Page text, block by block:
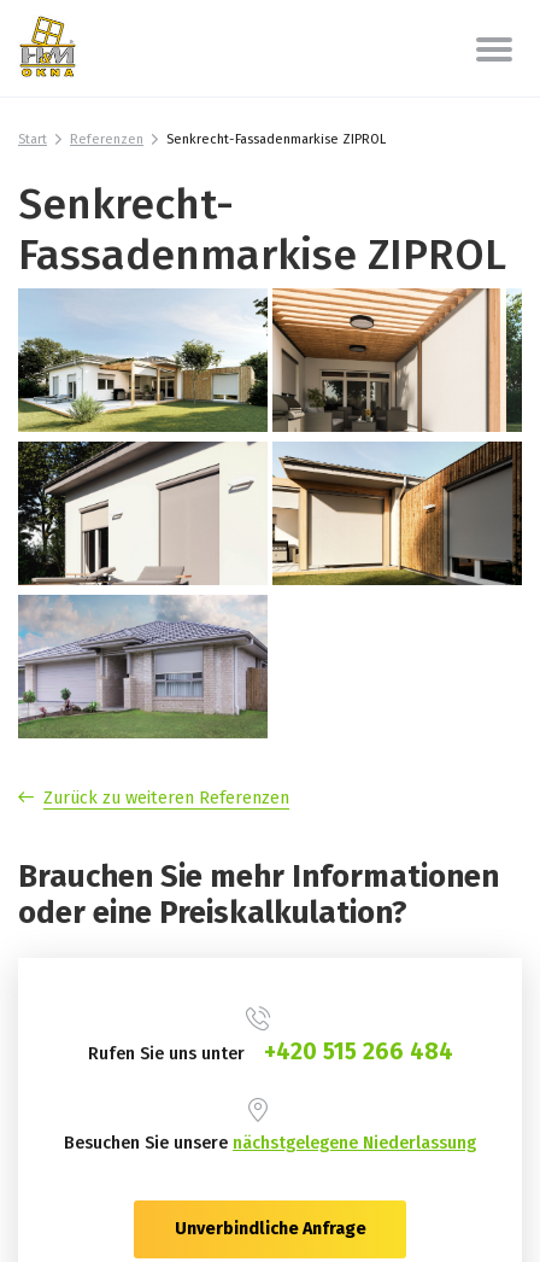
Start Referenzen Senkrecht-Fassadenmarkise ZIPROL
Senkrecht-
Fassadenmarkise ZIPROL
Zurück zu weiteren Referenzen
Brauchen Sie mehr Informationen
oder eine Preiskalkulation?
Rufen Sie uns unter +420 515 266 484
Besuchen Sie unsere nächstgelegene Niederlassung
Unverbindliche Anfrage